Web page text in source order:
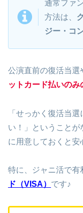
通常ファ
方法は、
ジー・コ
公演直前の復活当選
ットカード払いのみ
「せっかく復活当
い！」ということ
に用意しておくと
特に、ジャニ活で有
ド（VISA） です♪